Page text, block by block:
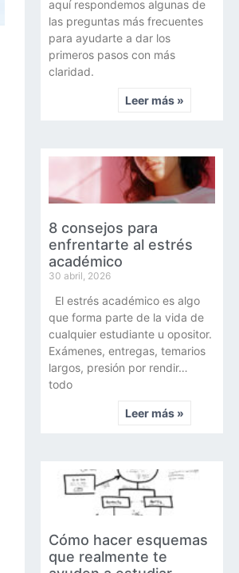
aquí respondemos algunas de
las preguntas más frecuentes
para ayudarte a dar los
primeros pasos con más
claridad.
Leer más »
8 consejos para
enfrentarte al estrés
académico
30 abril, 2026
El estrés académico es algo
que forma parte de la vida de
cualquier estudiante u opositor.
Exámenes, entregas, temarios
largos, presión por rendir…
todo
Leer más »
Cómo hacer esquemas
que realmente te